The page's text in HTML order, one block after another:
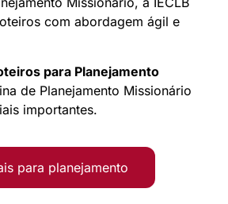
com abordagem ágil e
para Planejamento
de Planejamento Missionário
importantes.
para planejamento